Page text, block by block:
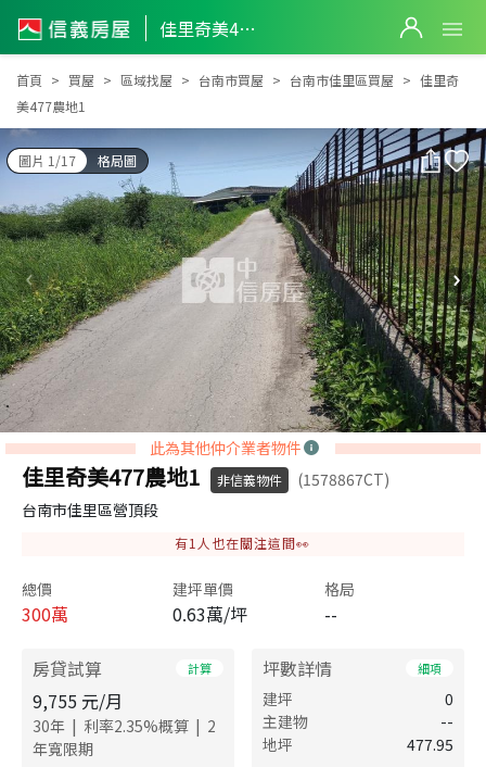
佳里奇美477農地1
佳里奇美477農地1
首頁 買屋 區域找屋 台南市買屋 台南市佳里區買屋
佳里奇
美477農地1
圖片 1/17 格局圖
此為其他仲介業者物件
佳里奇美477農地1 非信義物件
(1578867CT)
台南市佳里區營頂段
有1 人也在關注這間👀
總價
300萬
建坪單價
0.63萬/坪
格局
--
房貸試算 計算
9,755 元/月
30年 | 利率2.35%概算 | 2
年寬限期
坪數詳情 細項
建坪
0
主建物
--
地坪
477.95